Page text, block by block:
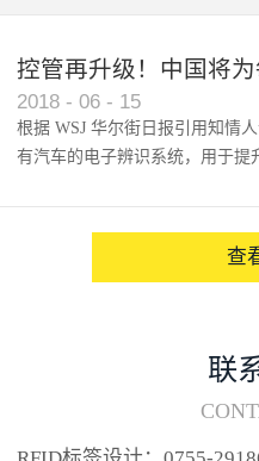
控管再升级！中国将
架构辨识系统
2018 - 06 - 15
根据 WSJ 华尔街日报引用知情
有汽车的电子辨识系统，用于提
查
联